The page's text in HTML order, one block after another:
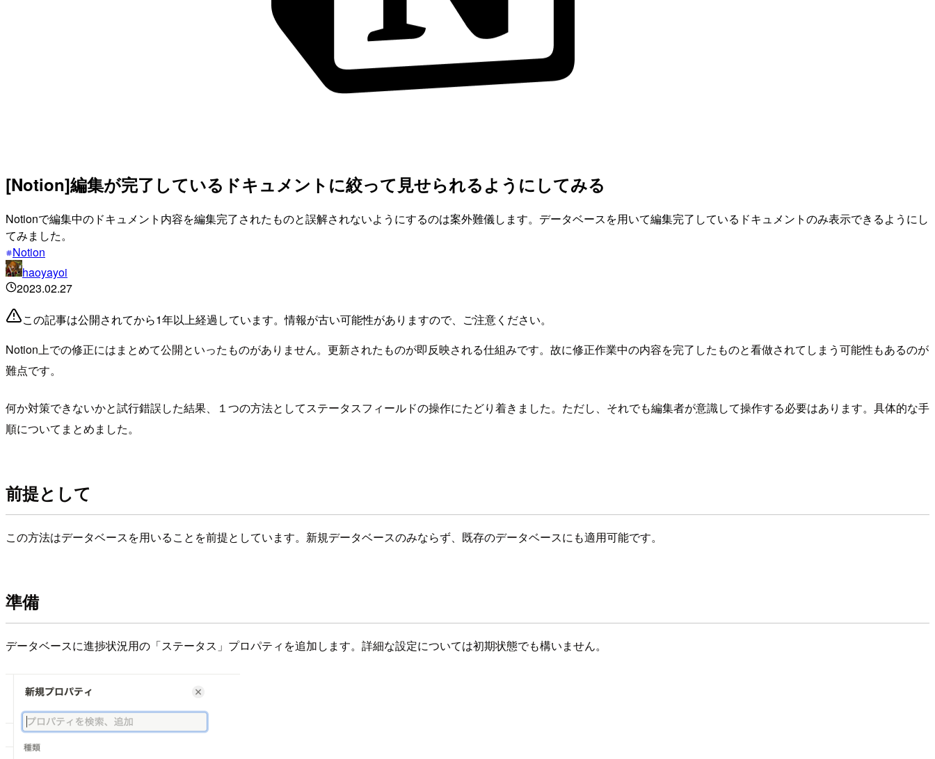
[Notion]編集が完了しているドキュメントに絞って見せられるようにしてみる
Notionで編集中のドキュメント内容を編集完了されたものと誤解されないようにするのは案外難儀します。データベースを用いて編集完了しているドキュメントのみ表示できるようにし
てみました。
Notion
haoyayoi
2023.02.27
この記事は公開されてから1年以上経過しています。情報が古い可能性がありますので、ご注意ください。
Notion上での修正にはまとめて公開といったものがありません。更新されたものが即反映される仕組みです。故に修正作業中の内容を完了したものと看做されてしまう可能性もあるのが
難点です。
何か対策できないかと試行錯誤した結果、１つの方法としてステータスフィールドの操作にたどり着きました。ただし、それでも編集者が意識して操作する必要はあります。具体的な手
順についてまとめました。
前提として
この方法はデータベースを用いることを前提としています。新規データベースのみならず、既存のデータベースにも適用可能です。
準備
データベースに進捗状況用の「ステータス」プロパティを追加します。詳細な設定については初期状態でも構いません。